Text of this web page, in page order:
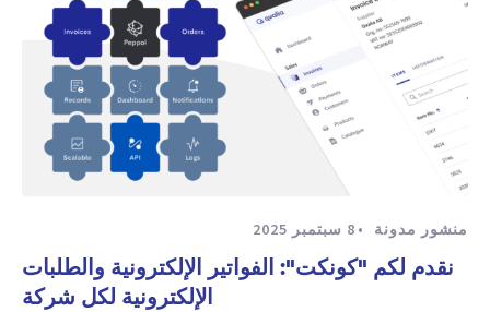
منشور مدونة 8 سبتمبر 2025
نقدم لكم "كونكت": الفواتير الإلكترونية والطلبات
الإلكترونية لكل شركة